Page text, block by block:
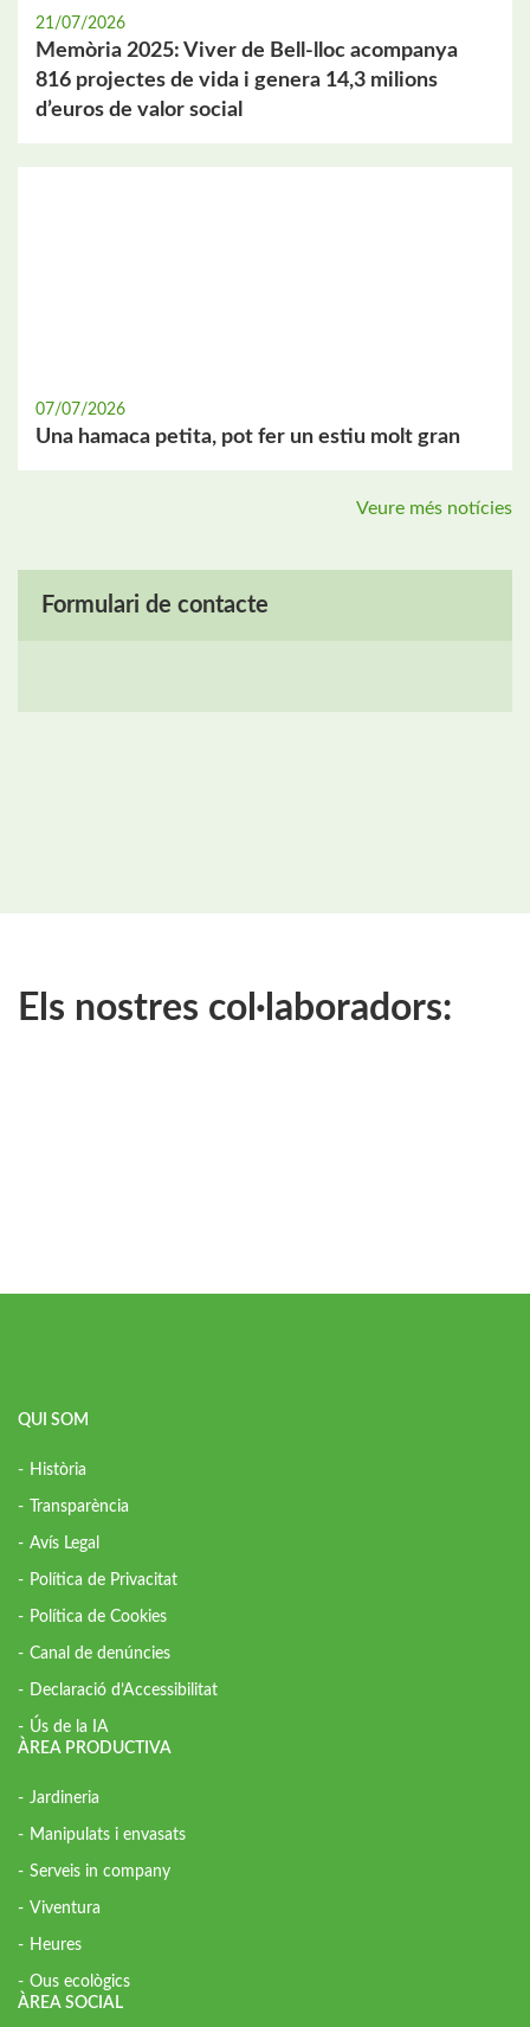
21/07/2026
Memòria 2025: Viver de Bell-lloc acompanya
816 projectes de vida i genera 14,3 milions
d’euros de valor social
07/07/2026
Una hamaca petita, pot fer un estiu molt gran
Veure més notícies
Formulari de contacte
Els nostres col·laboradors:
QUI SOM
Història
Transparència
Avís Legal
Política de Privacitat
Política de Cookies
Canal de denúncies
Declaració d’Accessibilitat
Ús de la IA
ÀREA PRODUCTIVA
Jardineria
Manipulats i envasats
Serveis in company
Viventura
Heures
Ous ecològics
ÀREA SOCIAL